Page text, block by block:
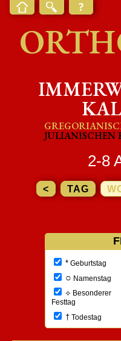
JULIANISCHEN
2-8
< TAG
*Geburtstag
○ Namenstag
⟡ Besonderer
Festtag
†Todestag